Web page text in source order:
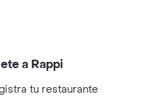
a Rappi
tu restaurante